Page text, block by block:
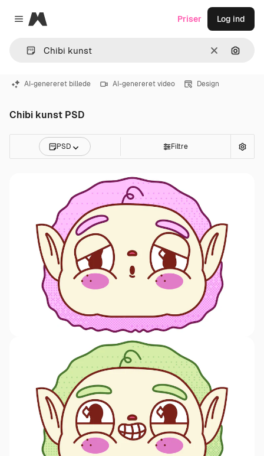
Close menu
Magnific
Klar Søg
Priser Log ind
AI-genereret billede AI-genereret video Design
Chibi kunst PSD
PSD Filtre